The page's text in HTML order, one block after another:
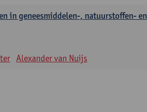
in geneesmiddelen-, natuurstoffen- en
Alexander van Nuijs